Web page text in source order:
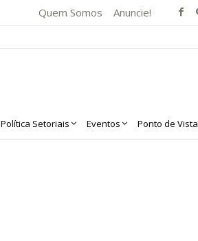
Quem Somos Anuncie!
Política Setoriais Eventos Ponto de Vista